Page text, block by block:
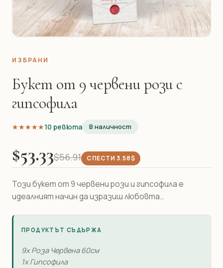
ИЗБРАНИ
Букет от 9 червени рози с
гипсофила
★★★★★
★★★★★10 ревюта В наличност
$53.33$56.91 СПЕСТИ 3.58$
Този букет от 9 червени рози и гипсофила е
идеалният начин да изразиш любовта...
ПРОДУКТЪТ СЪДЪРЖА
9x Роза Червена 60см
1x Гипсофила